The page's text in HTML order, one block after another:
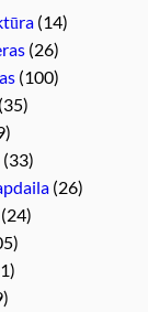
(14)
(26)
(100)
(35)
(33)
(26)
(24)